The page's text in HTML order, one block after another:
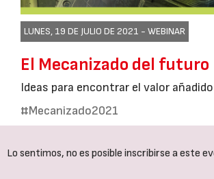
LUNES, 19 DE JULIO DE 2021 - WEBINAR
El Mecanizado del futuro
Ideas para encontrar el valor añadido
#Mecanizado2021
Lo sentimos, no es posible inscribirse a este